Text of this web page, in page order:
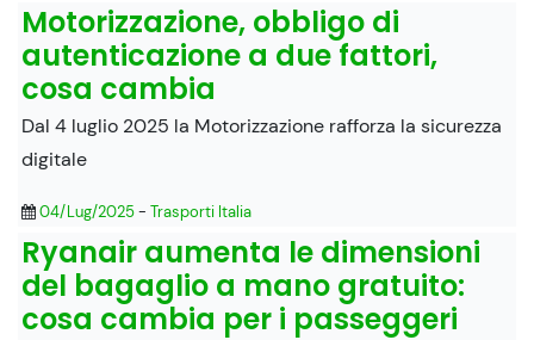
Motorizzazione, obbligo di
autenticazione a due fattori,
cosa cambia
Dal 4 luglio 2025 la Motorizzazione rafforza la sicurezza
digitale
04/Lug/2025- Trasporti Italia
Ryanair aumenta le dimensioni
del bagaglio a mano gratuito:
cosa cambia per i passeggeri